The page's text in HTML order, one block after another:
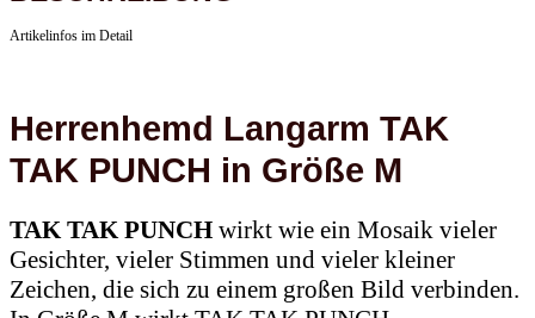
Herrenhemd Langarm TAK
TAK PUNCH in Größe M
Gesichter, vieler Stimmen und vieler kleiner
Zeichen, die sich zu einem großen Bild verbinden.
In Größe M wirkt TAK TAK PUNCH